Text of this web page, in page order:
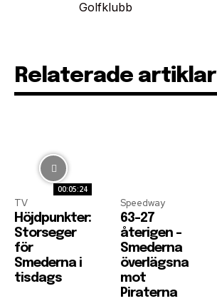
Relaterade artiklar
00:05:24
TV
Höjdpunkter:
Storseger
för
Smederna i
tisdags
Speedway
63-27
återigen –
Smederna
överlägsna
mot
Piraterna